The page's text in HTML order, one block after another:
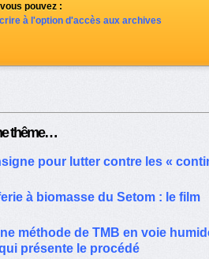
pouvez :
à l'option d'accès aux archives
thême…
pour lutter contre les «
à biomasse du Setom : le film
méthode de TMB en voie
présente le procédé